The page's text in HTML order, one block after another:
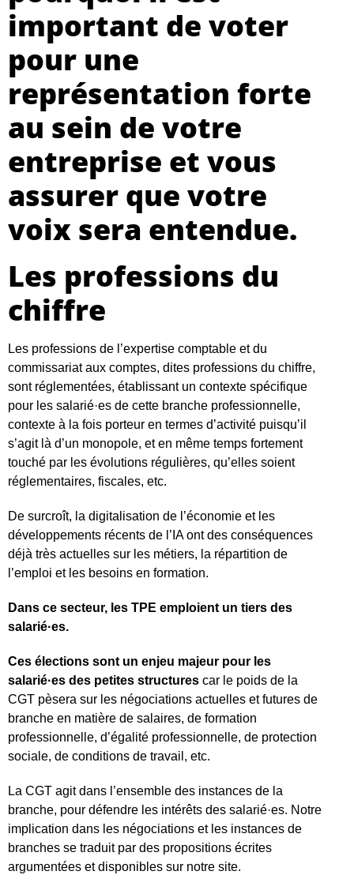
important de voter
pour une
représentation forte
au sein de votre
entreprise et vous
assurer que votre
voix sera entendue.
Les professions du
chiffre
Les professions de l’expertise comptable et du
commissariat aux comptes, dites professions du chiffre,
sont réglementées, établissant un contexte spécifique
pour les salarié·es de cette branche professionnelle,
contexte à la fois porteur en termes d’activité puisqu’il
s’agit là d’un monopole, et en même temps fortement
touché par les évolutions régulières, qu’elles soient
réglementaires, fiscales, etc.
De surcroît, la digitalisation de l’économie et les
développements récents de l’IA ont des conséquences
déjà très actuelles sur les métiers, la répartition de
l’emploi et les besoins en formation.
Dans ce secteur, les TPE emploient un tiers des
salarié·es.
Ces élections sont un enjeu majeur pour les
salarié·es des petites structures car le poids de la
CGT pèsera sur les négociations actuelles et futures de
branche en matière de salaires, de formation
professionnelle, d’égalité professionnelle, de protection
sociale, de conditions de travail, etc.
La CGT agit dans l’ensemble des instances de la
branche, pour défendre les intérêts des salarié·es. Notre
implication dans les négociations et les instances de
branches se traduit par des propositions écrites
argumentées et disponibles sur notre site.